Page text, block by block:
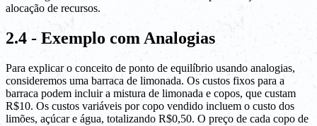
alocação de recursos.
2.4 - Exemplo com Analogias
Para explicar o conceito de ponto de equilíbrio usando analogias,
consideremos uma barraca de limonada. Os custos fixos para a
barraca podem incluir a mistura de limonada e copos, que custam
R$10. Os custos variáveis por copo vendido incluem o custo dos
limões, açúcar e água, totalizando R$0,50. O preço de cada copo de